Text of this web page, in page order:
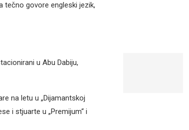
tečno govore engleski jezik,
u Abu Dabiju,
na letu u „Dijamantskoj
i stjuarte u „Premijum“ i